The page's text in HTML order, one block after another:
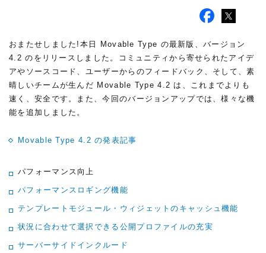
おまたせしました!本日 Movable Type の最新版、バージョン
4.2 のをリリースしました。コミュニティから寄せられたアイデ
アやソースコード、ユーザーからのフィードバック、そして、素
晴しいチームが生んだ Movable Type 4.2 は、これまでよりも
速く、安全です。また、今回のバージョンアップでは、様々な機
能を追加しました。
Movable Type 4.2 の発表記事
パフォーマンス向上
パフォーマンスロギング機能
テンプレートモジュール・ウィジェットのキャッシュ機能
状況に合わせて選択できる公開プロファイルの充実
サーバーサイドインクルード